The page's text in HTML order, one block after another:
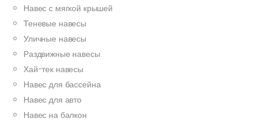
Навес с мягкой крышей
Теневые навесы
Уличные навесы
Раздвижные навесы
Хай-тек навесы
Навес для бассейна
Навес для авто
Навес на балкон